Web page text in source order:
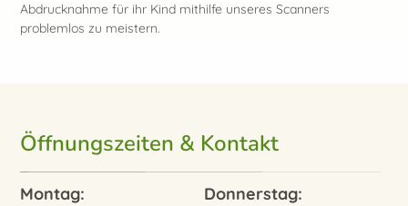
Abdrucknahme für ihr Kind mithilfe unseres Scanners
problemlos zu meistern.
Öffnungszeiten & Kontakt
Montag:
Donnerstag: